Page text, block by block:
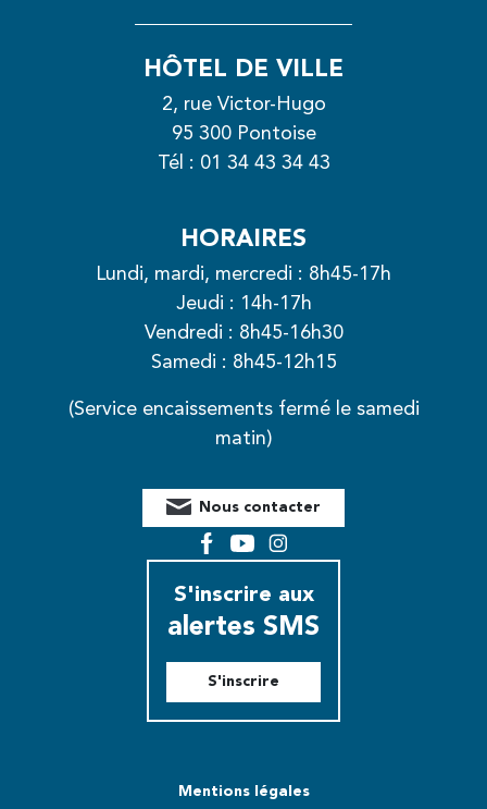
HÔTEL DE VILLE
2, rue Victor-Hugo
95 300 Pontoise
Tél : 01 34 43 34 43
HORAIRES
Lundi, mardi, mercredi : 8h45-17h
Jeudi : 14h-17h
Vendredi : 8h45-16h30
Samedi : 8h45-12h15
(Service encaissements fermé le samedi
matin)
Nous contacter
FacebookYouTubeInstagram
S'inscrire aux
alertes SMS
S'inscrire
Mentions légales